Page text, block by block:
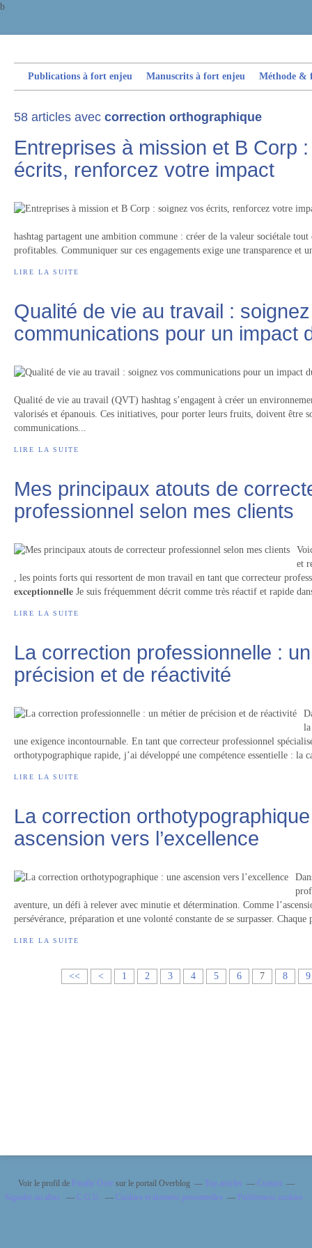
b
Publications à fort enjeu Manuscrits à fort enjeu Méthode &
58 articles avec correction orthographique
Entreprises à mission et B Corp
écrits, renforcez votre impact
hashtag partagent une ambition commune : créer de la valeur sociétale tout
profitables. Communiquer sur ces engagements exige une transparence et
LIRE LA SUITE
Qualité de vie au travail :
communications pour un impact
Qualité de vie au travail (QVT) hashtag s’engagent à créer un
valorisés et épanouis. Ces initiatives, pour porter leurs fruits, doivent être
communications...
LIRE LA SUITE
Mes principaux atouts de
professionnel selon mes clients
et
, les points forts qui ressortent de mon travail en tant que correcteur
𝐞𝐱𝐜𝐞𝐩𝐭𝐢𝐨𝐧𝐧𝐞𝐥𝐥𝐞 Je suis fréquemment décrit comme très réactif et rapide
LIRE LA SUITE
La correction professionnelle :
précision et de réactivité
la
une exigence incontournable. En tant que correcteur professionnel
orthotypographique rapide, j’ai développé une compétence essentielle : la
LIRE LA SUITE
La correction
ascension vers l’excellence
aventure, un défi à relever avec minutie et détermination. Comme
persévérance, préparation et une volonté constante de se surpasser. Chaque
LIRE LA SUITE
<< < 1 2 3 4 5 6 7 8 9
Voir le profil de Finally Oversur le portail Overblog Top articles
Contact
Signaler un abus
C.G.U. Cookies et données personnelles Préférences cookies